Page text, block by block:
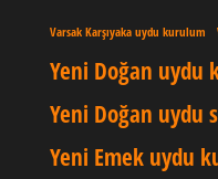
Varsak Karşıyaka uydu kurulum
Yeni Doğan uydu
Yeni Doğan uydu
Yeni Emek uydu